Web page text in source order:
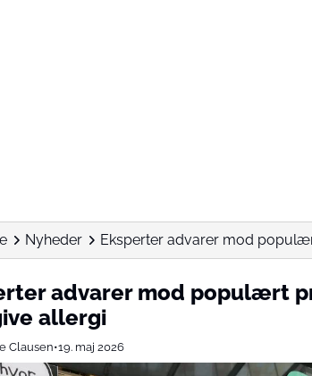
Nyheder Eksperter advarer mod
advarer mod populært
allergi
Clausen•19. maj 2026